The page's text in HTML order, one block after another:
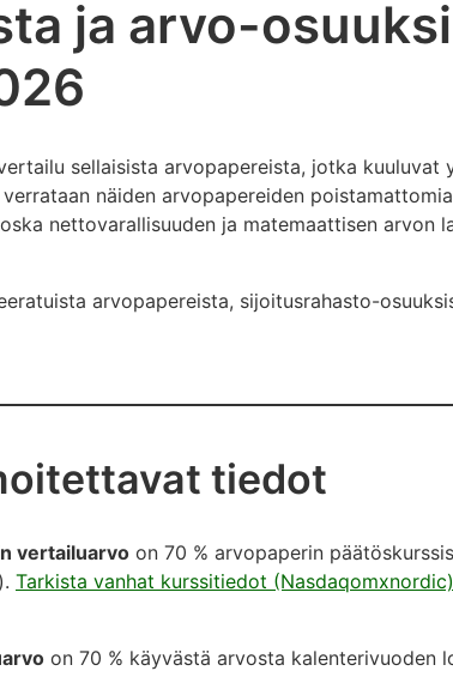
ja arvo-
sellaisista arvopapereista, jotka kuuluvat
näiden arvopapereiden
nettovarallisuuden ja matemaattisen arvon
arvopapereista, sijoitusrahasto-
tiedot
vertailuarvo on 70 % arvopaperin
Tarkista vanhat kurssitiedot (Nasdaqomxnordic)
on 70 % käyvästä arvosta kalenterivuoden